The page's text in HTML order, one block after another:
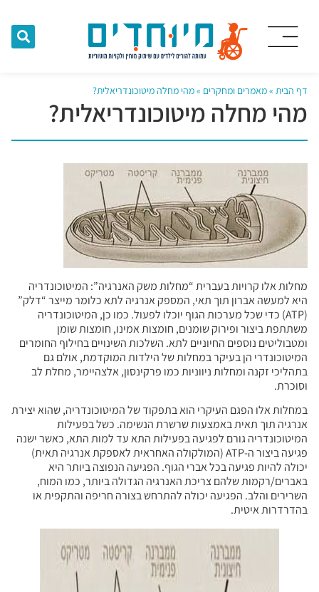
דף הבית »מאמרים ומחקרים »מהי מחלה מיטוכונדריאלית?
מהי מחלה מיטוכונדריאלית?
מחלות אלו קרויות בעברית “מחלות משק האנרגיה”: המיטוכונדריה
היא למעשה אברון תוך תאי, המספק אנרגיה לתא כלומר מייצר “דלק”
(ATP) כדי שכל מערכות הגוף יוכלו לפעול. כמו כן, המיטוכונדריה
משתתפת ביצור ופירוק שומנים, חומצות אמינו, חומצות שומן
ומטבוליטים נוספים החיוניים לתא. השלכות השינויים בחילוף החומרים
המיטוכונדרי הן בעיקר במחלות של הילדות המוקדמת, אולם גם
בתהליכי זקנה ומחלות ניווניות כמו פרקינסון, אלצהיימר, מחלת לב
וסוכרת.
במחלות אלו הפגם העיקרי הוא בתפקוד של המיטוכונדריה, שהוא יצירת
אנרגיה תוך תאית באמצעות שרשרת הנשימה. כשל בפעילות
המיטוכונדריה גורם לפגיעה בפעילות התא עד למות התא, כאשר ישנה
פגיעה ביצור ה-ATP (המולקולה האחראית לאספקת אנרגיה תאית)
יכולה להיות פגיעה בכל אברי הגוף. הפגיעה הנפוצה ביותר היא
באברים/רקמות שלהם צריכת האנרגיה הגדולה ביותר, כמו המוח,
השרירים והלב. הפגיעה יכולה להתרחש בצורה חריפה והתקפית או
בהדרדרות איטית.